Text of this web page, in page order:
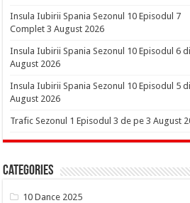
Insula Iubirii Spania Sezonul 10 Episodul 7
Complet 3 August 2026
Insula Iubirii Spania Sezonul 10 Episodul 6
August 2026
Insula Iubirii Spania Sezonul 10 Episodul 5
August 2026
Trafic Sezonul 1 Episodul 3 de pe 3 August
Categories
10 Dance 2025